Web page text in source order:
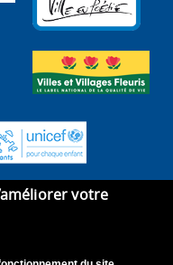
votre